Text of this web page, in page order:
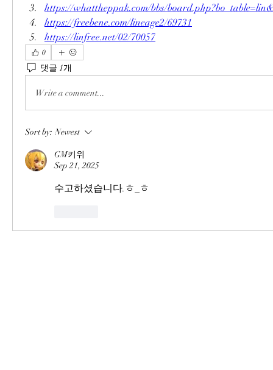
https://whattheppak.com/bbs/
https://freebene.com/lineage2/69731
https://linfree.net/02/70057
0
댓글 1개
Write a comment...
Sort by: Newest
GM키위
Sep 21, 2025
수고하셨습니다.ㅎ_ㅎ